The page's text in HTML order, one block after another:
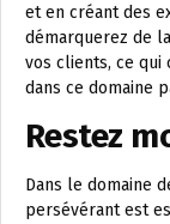
et en créant des
démarquerez de
vos clients, ce qui
dans ce domaine
Restez
Dans le domaine
persévérant est